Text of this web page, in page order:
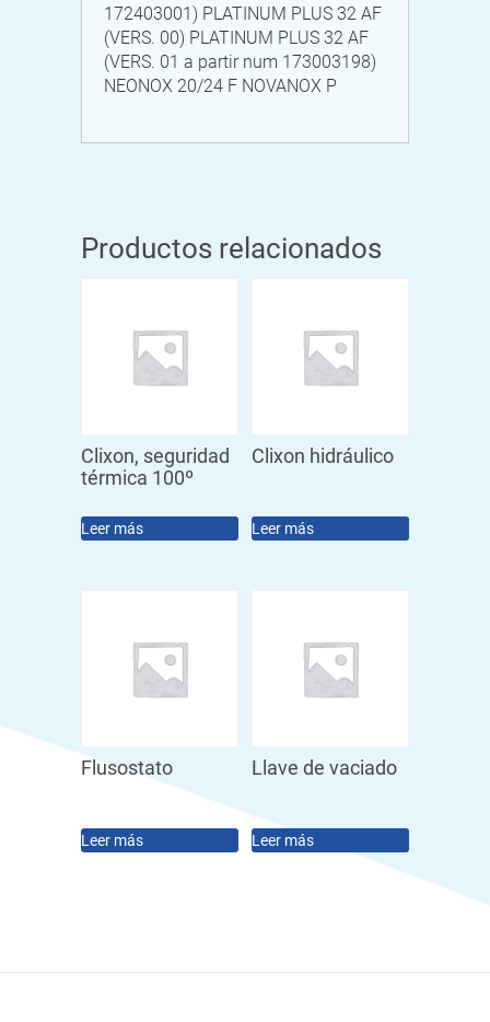
172403001) PLATINUM PLUS 32 AF
(VERS. 00) PLATINUM PLUS 32 AF
(VERS. 01 a partir num 173003198)
NEONOX 20/24 F NOVANOX P
Productos relacionados
Clixon, seguridad
térmica 100º
Leer más
Clixon hidráulico
Leer más
Flusostato
Leer más
Llave de vaciado
Leer más